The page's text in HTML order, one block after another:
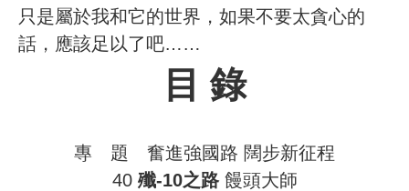
只是屬於我和它的世界，如果不要太貪心的
話，應該足以了吧……
目 錄
專 題 奮進強國路 闊步新征程
40 殲-10之路 饅頭大師